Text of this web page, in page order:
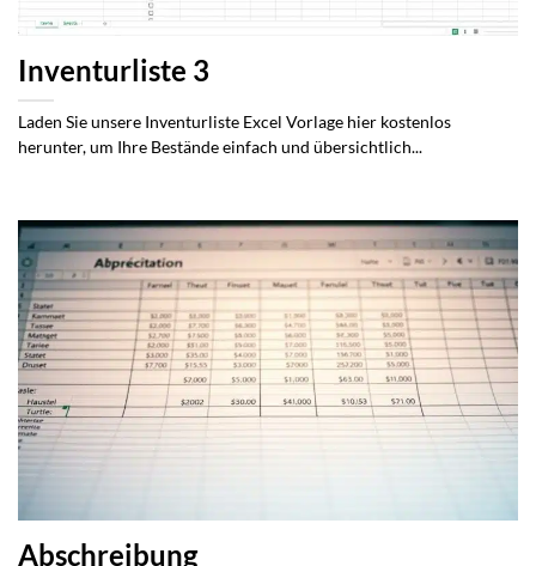
Inventurliste 3
Laden Sie unsere Inventurliste Excel Vorlage hier kostenlos
herunter, um Ihre Bestände einfach und übersichtlich...
Abschreibung